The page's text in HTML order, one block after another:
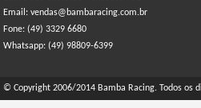
Email: vendas@bambaracing.com.br
Fone: (49) 3329 6680
Whatsapp: (49) 98809-6399
© Copyright 2006/2014 Bamba Racing. Todos os